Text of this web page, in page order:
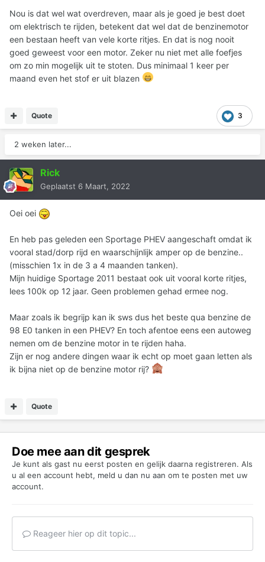
Nou is dat wel wat overdreven, maar als je goed je best doet
om elektrisch te rijden, betekent dat wel dat de benzinemotor
een bestaan heeft van vele korte ritjes. En dat is nog nooit
goed geweest voor een motor. Zeker nu niet met alle foefjes
om zo min mogelijk uit te stoten. Dus minimaal 1 keer per
maand even het stof er uit blazen
3
Quote
2 weken later...
Rick
Geplaatst 6 Maart, 2022
Oei oei
En heb pas geleden een Sportage PHEV aangeschaft omdat ik
vooral stad/dorp rijd en waarschijnlijk amper op de benzine..
(misschien 1x in de 3 a 4 maanden tanken).
Mijn huidige Sportage 2011 bestaat ook uit vooral korte ritjes,
lees 100k op 12 jaar. Geen problemen gehad ermee nog.
Maar zoals ik begrijp kan ik sws dus het beste qua benzine de
98 E0 tanken in een PHEV? En toch afentoe eens een autoweg
nemen om de benzine motor in te rijden haha.
Zijn er nog andere dingen waar ik echt op moet gaan letten als
ik bijna niet op de benzine motor rij?
Quote
Doe mee aan dit gesprek
Je kunt als gast nu eerst posten en gelijk daarna registreren. Als
u al een account hebt, meld u dan nu aan om te posten met uw
account.
Reageer hier op dit topic...